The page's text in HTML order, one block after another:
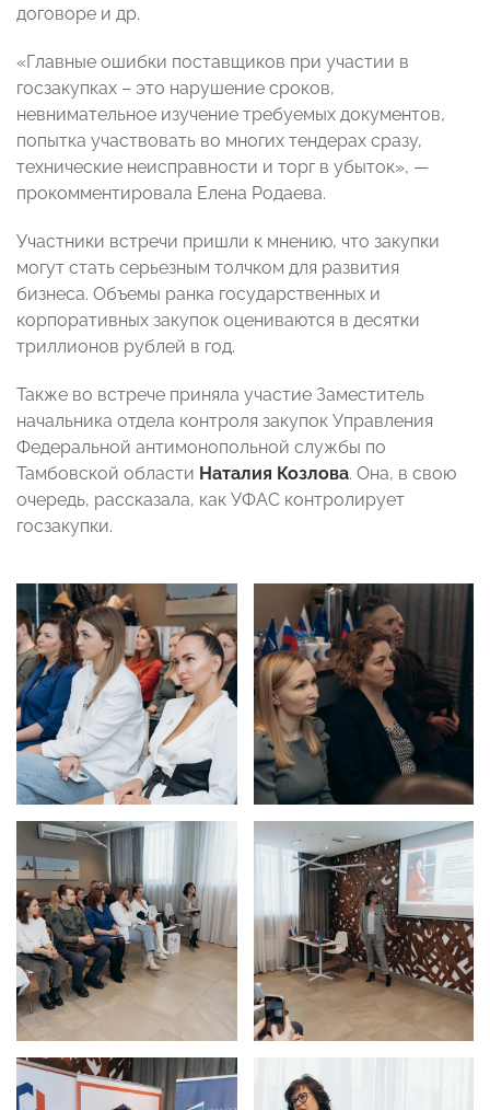
договоре и др.
«Главные ошибки поставщиков при участии в
госзакупках – это нарушение сроков,
невнимательное изучение требуемых документов,
попытка участвовать во многих тендерах сразу,
технические неисправности и торг в убыток», —
прокомментировала Елена Родаева.
Участники встречи пришли к мнению, что закупки
могут стать серьезным толчком для развития
бизнеса. Объемы ранка государственных и
корпоративных закупок оцениваются в десятки
триллионов рублей в год.
Также во встрече приняла участие Заместитель
начальника отдела контроля закупок Управления
Федеральной антимонопольной службы по
Тамбовской области Наталия Козлова. Она, в свою
очередь, рассказала, как УФАС контролирует
госзакупки.